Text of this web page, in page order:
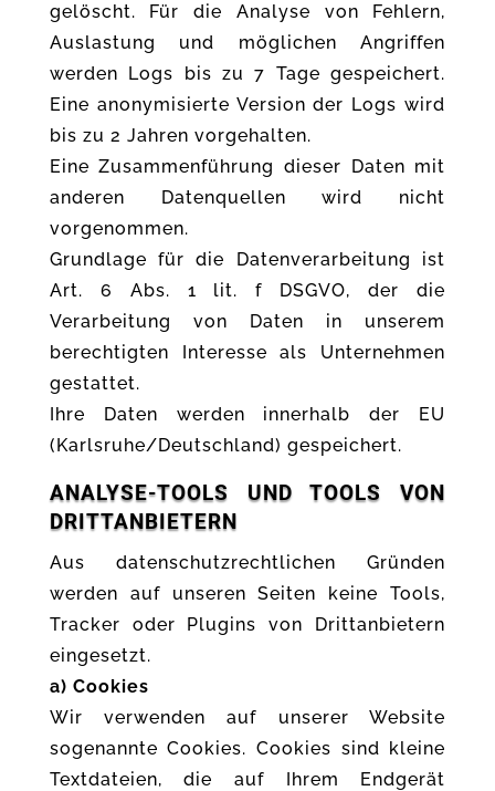
gelöscht. Für die Analyse von Fehlern,
Auslastung und möglichen Angriffen
werden Logs bis zu 7 Tage gespeichert.
Eine anonymisierte Version der Logs wird
bis zu 2 Jahren vorgehalten.
Eine Zusammenführung dieser Daten mit
anderen Datenquellen wird nicht
vorgenommen.
Grundlage für die Datenverarbeitung ist
Art. 6 Abs. 1 lit. f DSGVO, der die
Verarbeitung von Daten in unserem
berechtigten Interesse als Unternehmen
gestattet.
Ihre Daten werden innerhalb der EU
(Karlsruhe/Deutschland) gespeichert.
ANALYSE-TOOLS UND TOOLS VON
DRITTANBIETERN
Aus datenschutzrechtlichen Gründen
werden auf unseren Seiten keine Tools,
Tracker oder Plugins von Drittanbietern
eingesetzt.
a) Cookies
Wir verwenden auf unserer Website
sogenannte Cookies. Cookies sind kleine
Textdateien, die auf Ihrem Endgerät